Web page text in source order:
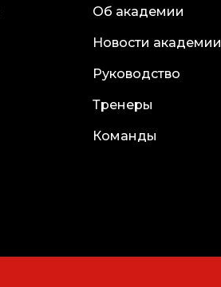
Об академии
Новости академии
Руководство
Тренеры
Команды